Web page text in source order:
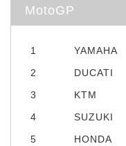
MotoGP
1 YAMAHA
2
DUCATI
3
KTM
4
SUZUKI
5
HONDA